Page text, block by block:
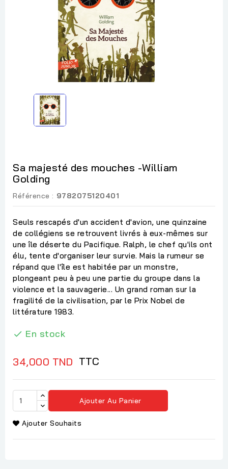
Sa majesté des mouches -William
Golding
Référence : 9782075120401
Seuls rescapés d'un accident d'avion, une quinzaine
de collégiens se retrouvent livrés à eux-mêmes sur
une île déserte du Pacifique. Ralph, le chef qu'ils ont
élu, tente d'organiser leur survie. Mais la rumeur se
répand que l'île est habitée par un monstre,
plongeant peu à peu une partie du groupe dans la
violence et la sauvagerie... Un grand roman sur la
fragilité de la civilisation, par le Prix Nobel de
littérature 1983.
 En stock
34,000 TND TTC
Ajouter Au Panier
Ajouter Souhaits